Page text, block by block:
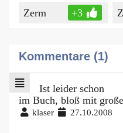
Zerm +3
Kommentare (1)
Ist leider schon
im Buch, bloß mit
klaser 27.10.2008